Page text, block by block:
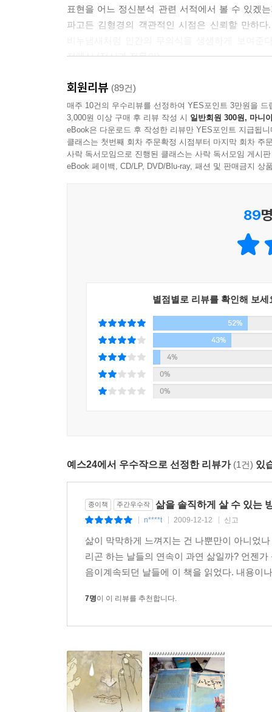
인간은 본질적으로 늘 무엇인가를 욕망하는 이기
칭찬은 엄밀한 의미에서 인정이나 지지와는 다른
대해, 그것을 빼앗고 싶은 마음을 누르기 위해 칭
찬의 위력을 아는 사람들은 칭찬으로써 타인을
고, 더 많이 지배당하기도 한다. (…) 지지는 판단
들어주는 것이라고 한다. 바로 그 지지의 태도를
“자기 마음에 고요히 머물러본 경험이 있는 사람
가 되고 용기가 없다면 충성심은 획일주의가 되
평생에 걸쳐 꿈꾸어온 "삶이 안정되면…"이라는
증상일 뿐이었고, "생은 아름답지만 일상은 참 너
구걸하는 대신 나 자신을 사랑하게 되었고, 타인
는 대신 내가 나 자신을 인정하고 격려하는 훈련
들 내면에 있는 것이며, 무엇보다 인간은 타인의
감, 지지 등 많은 긍정적인 가치를 내면화할 수 있
- <자기 실현> 중에서
표현을 어느 정신분석 관련 서적에서 볼 수 있겠
파고든 김형경의 객관적인 시점은 신뢰할 만하
정혜신 (정신과 전문의)
회원리뷰 (89건)
매주 10건의 우수리뷰를 선정하여 YES포인트 3만원을 드
3,000원 이상 구매 후 리뷰 작성 시 일반회원 300원, 마니
eBook은 다운로드 후 작성한 리뷰만 YES포인트 지급됩니
클래스는 첫번째 회차 주문확정 시점부터 마지막 회차 주
사락 독서모임으로 진행된 클래스는 사락 독서모임 게시
eBook 페이백, CD/LP, DVD/Blu-ray, 패션 및 판매금지 상
89
별점별로 리뷰를 확인해 보세
52%
43%
4%
0%
0%
예스24에서 우수작으로 선정한 리뷰가 (1건) 있
종이책 주간우수작 삶을 솔직하게 살 수 있는
n****t 2009-12-12 신고
삶이 막막하게 느껴지는 건 나뿐만이 아니었
리곤 하는 날들의 연속이 과연 삶일까? 언젠
음이계속되던 날들에 이 책을 읽었다. 내용이
7명이 이 리뷰를 추천합니다.